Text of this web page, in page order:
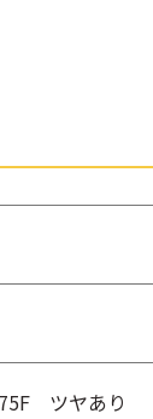
ツヤあり